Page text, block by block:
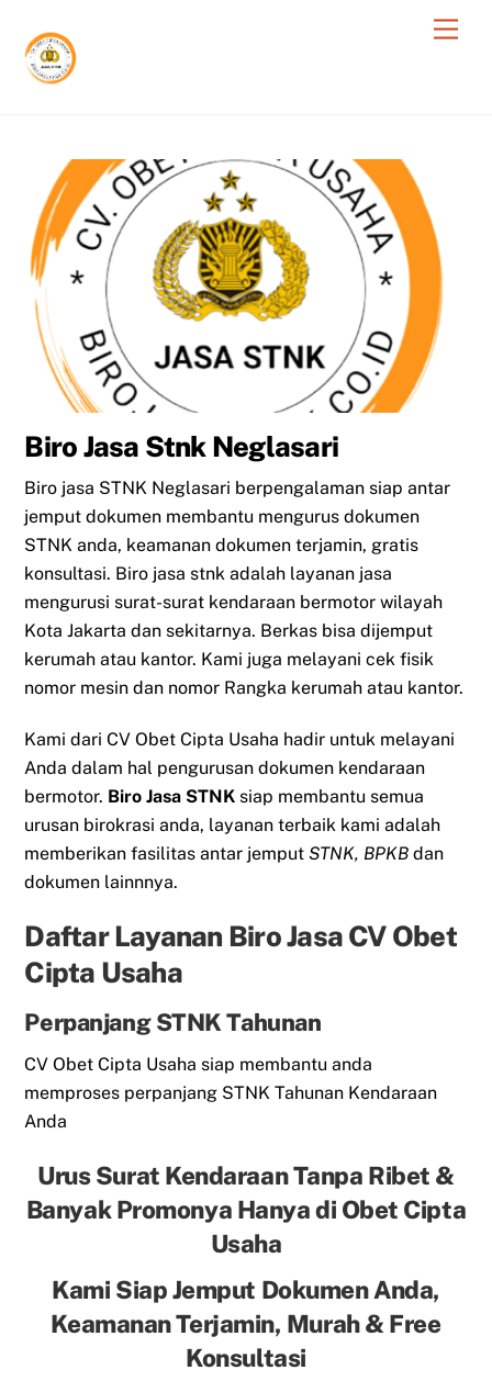
content
Biro Jasa Stnk Neglasari
Biro jasa STNK Neglasari berpengalaman siap antar
jemput dokumen membantu mengurus dokumen
STNK anda, keamanan dokumen terjamin, gratis
konsultasi. Biro jasa stnk adalah layanan jasa
mengurusi surat-surat kendaraan bermotor wilayah
Kota Jakarta dan sekitarnya. Berkas bisa dijemput
kerumah atau kantor. Kami juga melayani cek fisik
nomor mesin dan nomor Rangka kerumah atau kantor.
Kami dari CV Obet Cipta Usaha hadir untuk melayani
Anda dalam hal pengurusan dokumen kendaraan
bermotor. Biro Jasa STNK siap membantu semua
urusan birokrasi anda, layanan terbaik kami adalah
memberikan fasilitas antar jemputSTNK, BPKB dan
dokumen lainnnya.
Daftar Layanan Biro Jasa CV Obet
Cipta Usaha
Perpanjang STNK Tahunan
CV Obet Cipta Usaha siap membantu anda
memproses perpanjang STNK Tahunan Kendaraan
Anda
Urus Surat Kendaraan Tanpa Ribet &
Banyak Promonya Hanya di Obet Cipta
Usaha
Kami Siap Jemput Dokumen Anda,
Keamanan Terjamin, Murah & Free
Konsultasi